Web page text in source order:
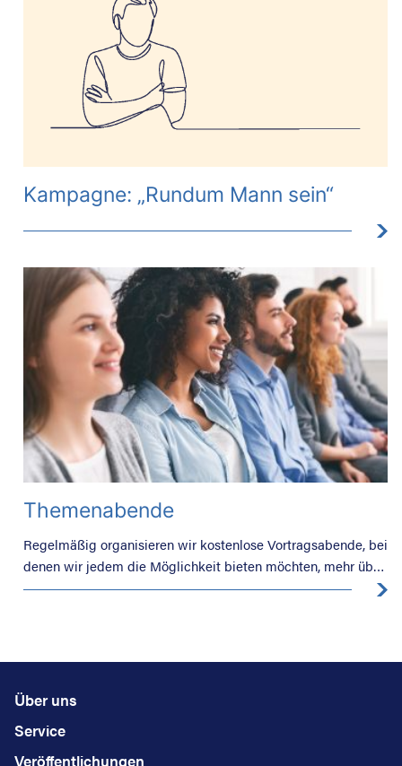
Kampagne: „Rundum Mann sein“
Themenabende
Regelmäßig organisieren wir kostenlose Vortragsabende, bei
denen wir jedem die Möglichkeit bieten möchten, mehr über
unterschiedliche Themen des Alltags zu erfahren.
Über uns
Service
Veröffentlichungen